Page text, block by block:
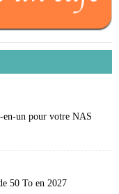
en-un pour votre NAS
50 To en 2027